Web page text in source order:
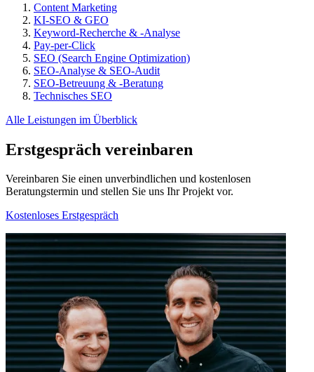
Content Marketing
KI-SEO & GEO
Keyword-Recherche & -Analyse
Pay-per-Click
SEO (Search Engine Optimization)
SEO-Analyse & SEO-Audit
SEO-Betreuung & -Beratung
Technisches SEO
Alle Leistungen im Überblick
Erstgespräch vereinbaren
Vereinbaren Sie einen unverbindlichen und kostenlosen
Beratungstermin und stellen Sie uns Ihr Projekt vor.
Kostenloses Erstgespräch